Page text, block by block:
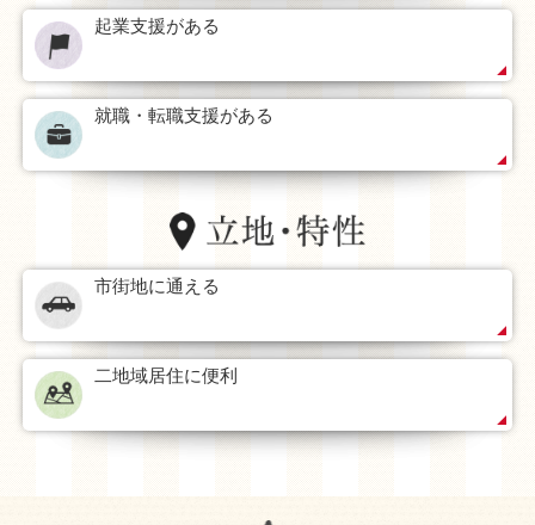
起業支援がある
就職・転職支援がある
市街地に通える
二地域居住に便利